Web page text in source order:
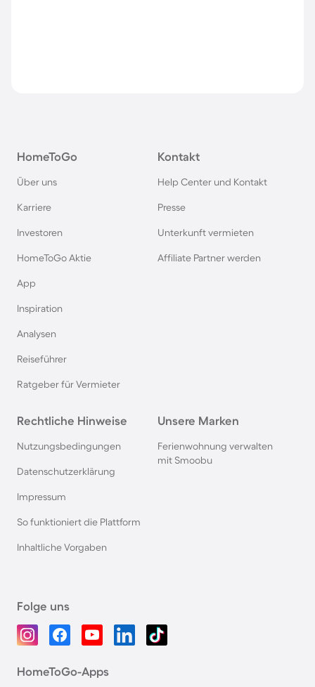
HomeToGo
Über uns
Karriere
Investoren
HomeToGo Aktie
App
Inspiration
Analysen
Reiseführer
Ratgeber für Vermieter
Kontakt
Help Center und Kontakt
Presse
Unterkunft vermieten
Affiliate Partner werden
Rechtliche Hinweise
Nutzungsbedingungen
Datenschutzerklärung
Impressum
So funktioniert die Plattform
Inhaltliche Vorgaben
Unsere Marken
Ferienwohnung verwalten
mit Smoobu
Folge uns
HomeToGo-Apps